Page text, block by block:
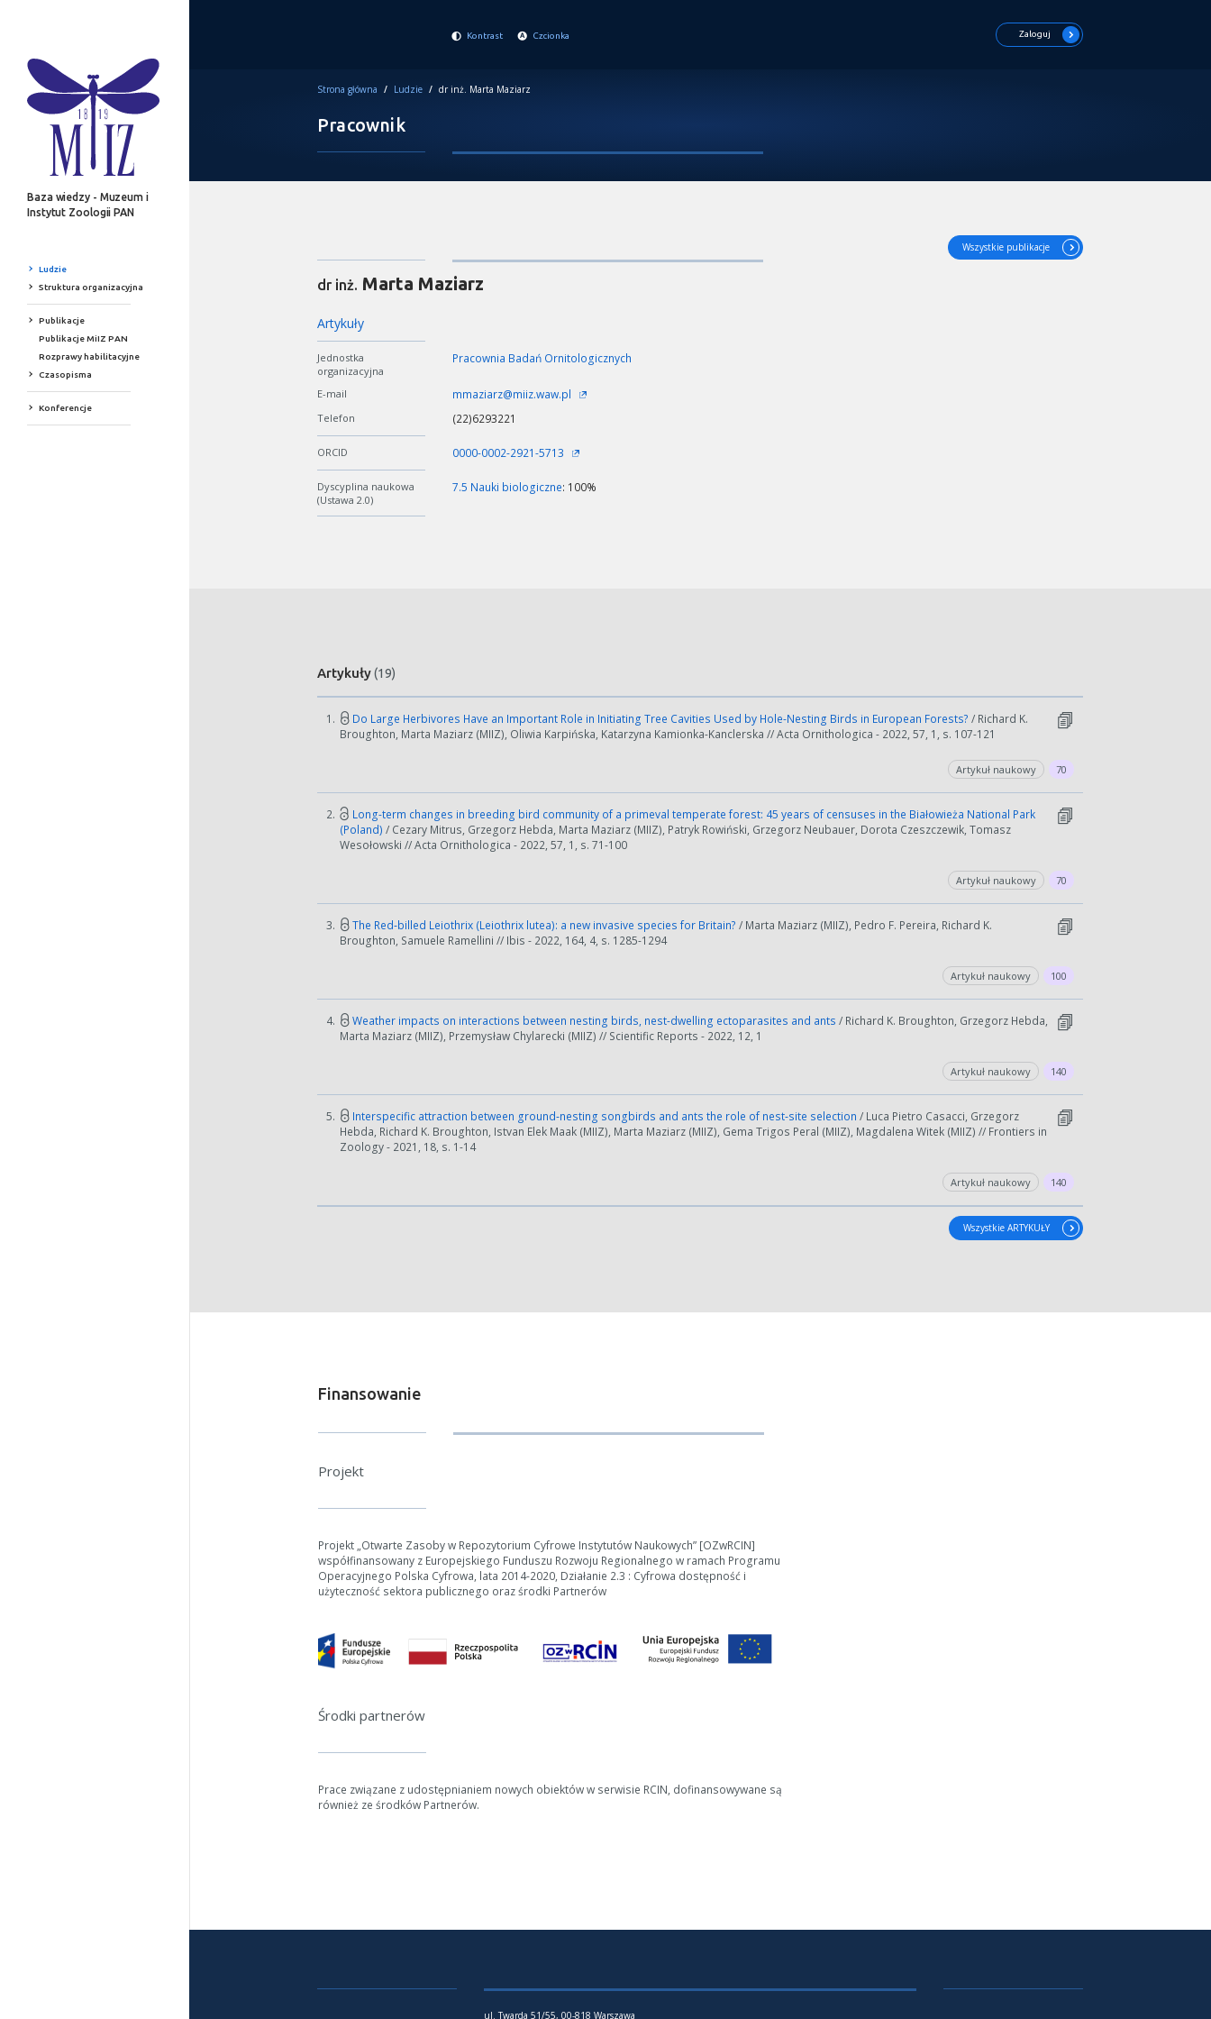
Baza wiedzy - Muzeum i
Instytut Zoologii PAN
Ludzie
Struktura organizacyjna
Publikacje
Publikacje MiIZ PAN
Rozprawy habilitacyjne
Czasopisma
Konferencje
Kontrast Czcionka Zaloguj
Strona główna / Ludzie / dr inż. Marta Maziarz
Pracownik
Wszystkie publikacje
dr inż. Marta Maziarz
Artykuły
Jednostka
organizacyjna
Pracownia Badań Ornitologicznych
E-mail mmaziarz@miiz.waw.pl
Telefon (22)6293221
ORCID 0000-0002-2921-5713
Dyscyplina naukowa
(Ustawa 2.0)
7.5 Nauki biologiczne: 100%
Artykuły(19)
1. Do Large Herbivores Have an Important Role in Initiating Tree Cavities Used by Hole-Nesting Birds in European Forests? / Richard K.
Broughton, Marta Maziarz (MIIZ), Oliwia Karpińska, Katarzyna Kamionka-Kanclerska // Acta Ornithologica - 2022, 57, 1, s. 107-121
Artykuł naukowy 70
2.
Long-term changes in breeding bird community of a primeval temperate forest: 45 years of censuses in the Białowieża National Park
(Poland) / Cezary Mitrus, Grzegorz Hebda, Marta Maziarz (MIIZ), Patryk Rowiński, Grzegorz Neubauer, Dorota Czeszczewik, Tomasz
Wesołowski // Acta Ornithologica - 2022, 57, 1, s. 71-100
Artykuł naukowy 70
3. The Red‐billed Leiothrix (Leiothrix lutea): a new invasive species for Britain? / Marta Maziarz (MIIZ), Pedro F. Pereira, Richard K.
Broughton, Samuele Ramellini // Ibis - 2022, 164, 4, s. 1285-1294
Artykuł naukowy 100
4. Weather impacts on interactions between nesting birds, nest-dwelling ectoparasites and ants / Richard K. Broughton, Grzegorz Hebda,
Marta Maziarz (MIIZ), Przemysław Chylarecki (MIIZ) // Scientific Reports - 2022, 12, 1
Artykuł naukowy 140
5. Interspecific attraction between ground‑nesting songbirds and ants the role of nest‑site selection / Luca Pietro Casacci, Grzegorz
Hebda, Richard K. Broughton, Istvan Elek Maak (MIIZ), Marta Maziarz (MIIZ), Gema Trigos Peral (MIIZ), Magdalena Witek (MIIZ) // Frontiers in
Zoology - 2021, 18, s. 1-14
Artykuł naukowy 140
Wszystkie ARTYKUŁY
Finansowanie
Projekt
Projekt „Otwarte Zasoby w Repozytorium Cyfrowe Instytutów Naukowych” [OZwRCIN]
współfinansowany z Europejskiego Funduszu Rozwoju Regionalnego w ramach Programu
Operacyjnego Polska Cyfrowa, lata 2014-2020, Działanie 2.3 : Cyfrowa dostępność i
użyteczność sektora publicznego oraz środki Partnerów
Środki partnerów
Prace związane z udostępnianiem nowych obiektów w serwisie RCIN, dofinansowywane są
również ze środków Partnerów.
ul. Twarda 51/55, 00-818 Warszawa